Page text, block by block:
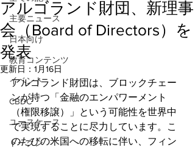
主要ニュース
日本向け
教育コンテンツ
イベント
CBDC
ユースケース
トークン
アルゴランド財団、新理事
会（Board of Directors）を
発表
更新日： 1月16日
アルゴランド財団は、ブロックチェー
ンが持つ「金融のエンパワーメント
（権限移譲）」という可能性を世界中
で実現することに尽力しています。こ
のたびの米国への移転に伴い、フィン